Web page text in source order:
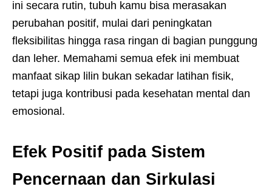
ini secara rutin, tubuh kamu bisa merasakan
perubahan positif, mulai dari peningkatan
fleksibilitas hingga rasa ringan di bagian punggung
dan leher. Memahami semua efek ini membuat
manfaat sikap lilin bukan sekadar latihan fisik,
tetapi juga kontribusi pada kesehatan mental dan
emosional.
Efek Positif pada Sistem
Pencernaan dan Sirkulasi